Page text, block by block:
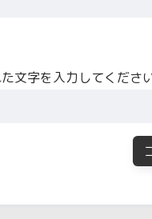
文字を入力してください